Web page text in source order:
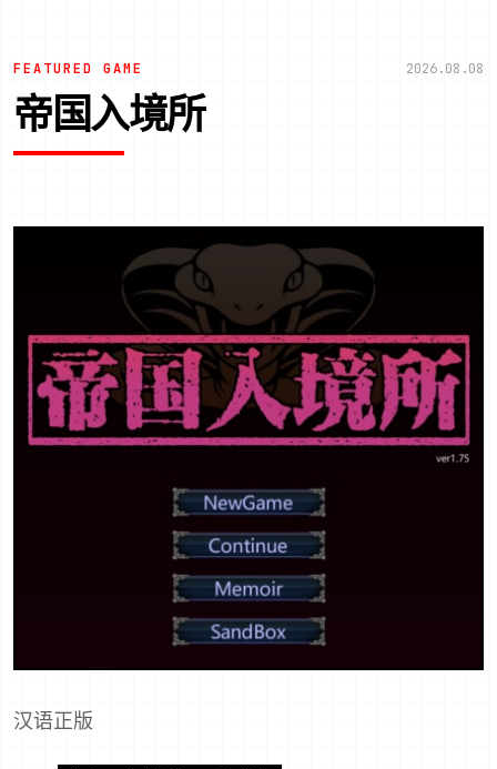
FEATURED GAME 2026.08.08
帝国入境所
汉语正版